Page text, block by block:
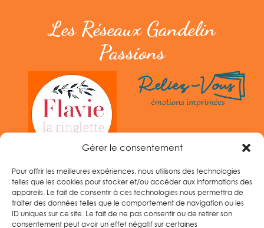
Gérer le consentement
Pour offrir les meilleures expériences, nous utilisons des technologies
telles que les cookies pour stocker et/ou accéder aux informations des
appareils. Le fait de consentir à ces technologies nous permettra de
traiter des données telles que le comportement de navigation ou les
ID uniques sur ce site. Le fait de ne pas consentir ou de retirer son
consentement peut avoir un effet négatif sur certaines
Les Réseaux Gandelin
Passions